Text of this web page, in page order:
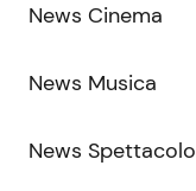
News Cinema
News Musica
News Spettacolo